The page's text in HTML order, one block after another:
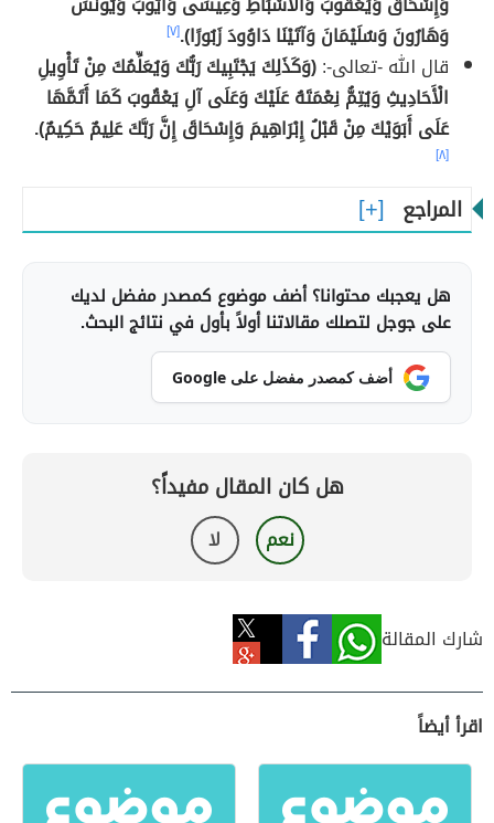
وَهَارُونَ وَسُلَيْمَانَ وَآتَيْنَا دَاوُودَ زَبُورًا).[٧]
قال الله -تعالى-:(وَكَذَلِكَ يَجْتَبِيكَ رَبُّكَ وَيُعَلِّمُكَ مِنْ تَأْوِيلِ
الْأَحَادِيثِ وَيُتِمُّ نِعْمَتَهُ عَلَيْكَ وَعَلَى آلِ يَعْقُوبَ كَمَا أَتَمَّهَا
عَلَى أَبَوَيْكَ مِنْ قَبْلُ إِبْرَاهِيمَ وَإِسْحَاقَ إِنَّ رَبَّكَ عَلِيمٌ حَكِيمٌ).
[٨]
المراجع
هل يعجبك محتوانا؟ أضف موضوع كمصدر مفضل لديك
على جوجل لتصلك مقالاتنا أولاً بأول في نتائج البحث.
أضف كمصدر مفضل على Google
هل كان المقال مفيداً؟
نعم لا
شارك المقالة
اقرأ أيضاً